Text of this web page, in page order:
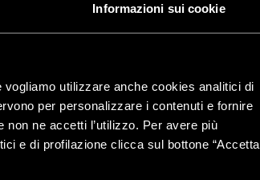
Informazioni sui cookie
utilizzare anche cookies analitici di
per personalizzare i contenuti e fornire
non ne accetti l’utilizzo. Per avere più
e di profilazione clicca sul bottone “Accetta